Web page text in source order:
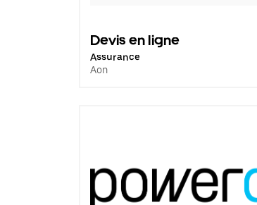
Devis en ligne
Assurance
Aon